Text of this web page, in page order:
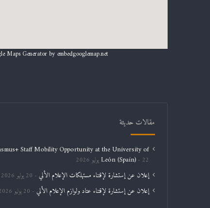
Maps Generator by embedgooglemap.net
مقالات حديثة
Staff Mobility Opportunity at the University of
León (Spain)
22 يوليو 2026
إعلان عن إستشارة لإقتناء مستهلكات الإعلام الألي 20 يوليو 2026
إعلان عن إستشارة لإقتناء عتاد ولوازم الإعلام الألي 20 يوليو 2026